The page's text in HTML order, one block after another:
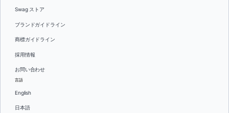
Swag ストア
ブランドガイドライン
商標ガイドライン
採用情報
お問い合わせ
言語
English
日本語